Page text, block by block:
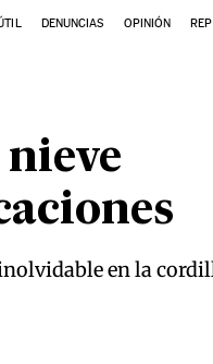
DENUNCIAS OPINIÓN
en la